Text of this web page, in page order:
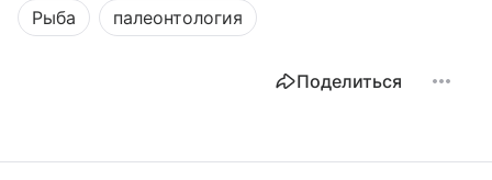
Рыба палеонтология
Поделиться